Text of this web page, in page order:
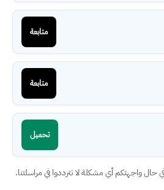
متابعة
متابعة
تحميل
حال واجهتكم أي مشكلة لا تترددوا في مراسلتنا.